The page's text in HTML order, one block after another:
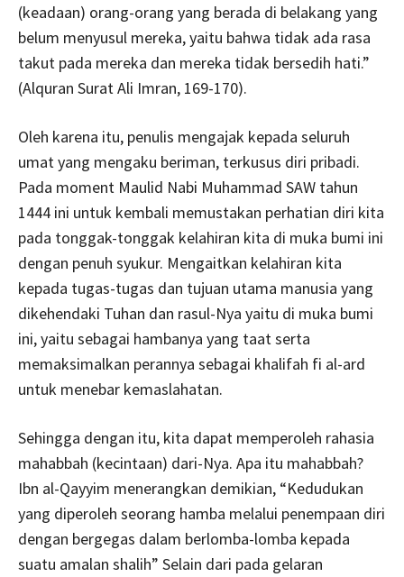
(keadaan) orang-orang yang berada di belakang yang
belum menyusul mereka, yaitu bahwa tidak ada rasa
takut pada mereka dan mereka tidak bersedih hati.”
(Alquran Surat Ali Imran, 169-170).
Oleh karena itu, penulis mengajak kepada seluruh
umat yang mengaku beriman, terkusus diri pribadi.
Pada moment Maulid Nabi Muhammad SAW tahun
1444 ini untuk kembali memustakan perhatian diri kita
pada tonggak-tonggak kelahiran kita di muka bumi ini
dengan penuh syukur. Mengaitkan kelahiran kita
kepada tugas-tugas dan tujuan utama manusia yang
dikehendaki Tuhan dan rasul-Nya yaitu di muka bumi
ini, yaitu sebagai hambanya yang taat serta
memaksimalkan perannya sebagai khalifah fi al-ard
untuk menebar kemaslahatan.
Sehingga dengan itu, kita dapat memperoleh rahasia
mahabbah (kecintaan) dari-Nya. Apa itu mahabbah?
Ibn al-Qayyim menerangkan demikian, “Kedudukan
yang diperoleh seorang hamba melalui penempaan diri
dengan bergegas dalam berlomba-lomba kepada
suatu amalan shalih” Selain dari pada gelaran